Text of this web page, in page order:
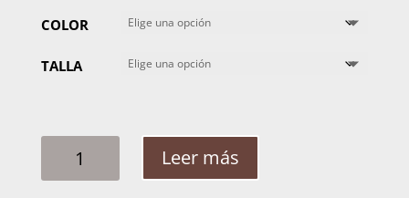
COLOR
TALLA
HOMBRE
Leer más